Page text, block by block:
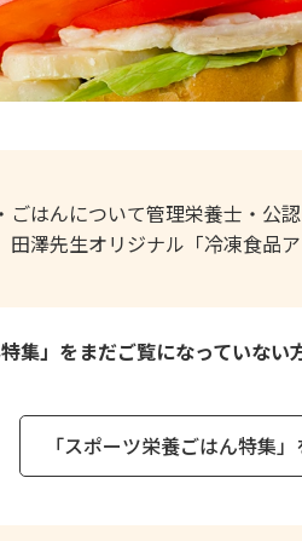
はんについて管理栄養士・公
澤先生オリジナル「冷凍食品
集」をまだご覧になっていない
「スポーツ栄養ごはん特集